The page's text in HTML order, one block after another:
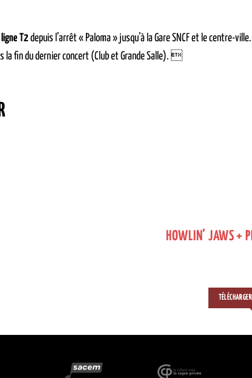
ligne T2depuis l’arrêt « Paloma » jusqu’à la Gare SNCF et le centre-ville.
la fin du dernier concert (Club et Grande Salle). 
HOWLIN’ JAWS +